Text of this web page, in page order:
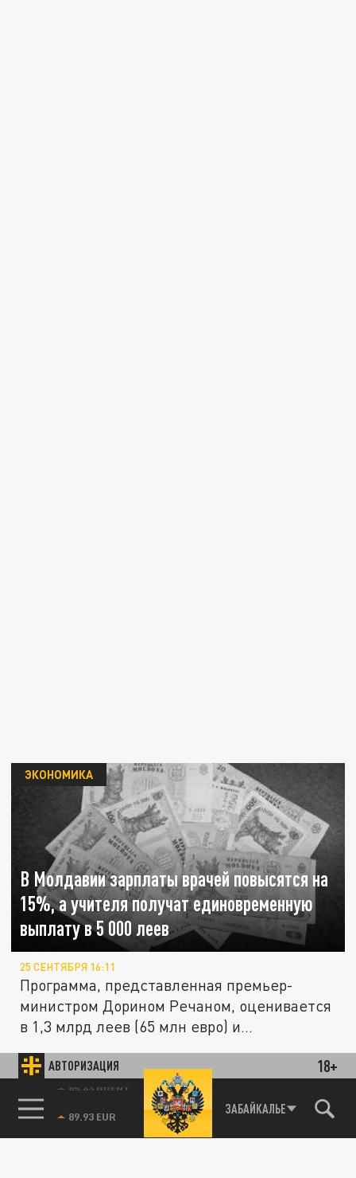
АВТОРИЗАЦИЯ 18+
ЗАБАЙКАЛЬЕ
В Молдавии зарплаты врачей повысятся на
15%, а учителя получат единовременную
выплату в 5 000 леев
ЭКОНОМИКА
25 СЕНТЯБРЯ 16:11
Программа, представленная премьер-
министром Дорином Речаном, оценивается
в 1,3 млрд леев (65 млн евро) и...
ОБЩЕСТВО